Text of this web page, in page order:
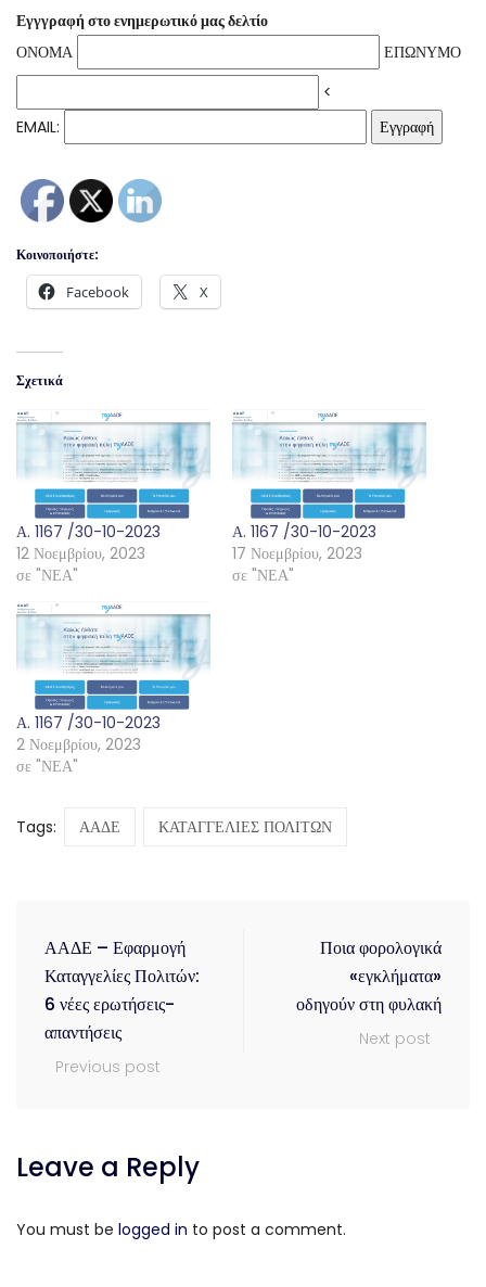
Εγγγραφή στο ενημερωτικό μας δελτίο
ΟΝΟΜΑ
ΕΠΩΝΥΜΟ
<
EMAIL:
Κοινοποιήστε:
Facebook X
Σχετικά
Α. 1167 /30-10-2023
12 Νοεμβρίου, 2023
σε "ΝΕΑ"
Α. 1167 /30-10-2023
17 Νοεμβρίου, 2023
σε "ΝΕΑ"
Α. 1167 /30-10-2023
2 Νοεμβρίου, 2023
σε "ΝΕΑ"
Tags: ΑΑΔΕ ΚΑΤΑΓΓΕΛΙΕΣ ΠΟΛΙΤΩΝ
ΑΑΔΕ – Εφαρμογή
Καταγγελίες Πολιτών:
6 νέες ερωτήσεις-
απαντήσεις
Previous post
Ποια φορολογικά
«εγκλήματα»
οδηγούν στη φυλακή
Next post
Leave a Reply
You must be logged in to post a comment.